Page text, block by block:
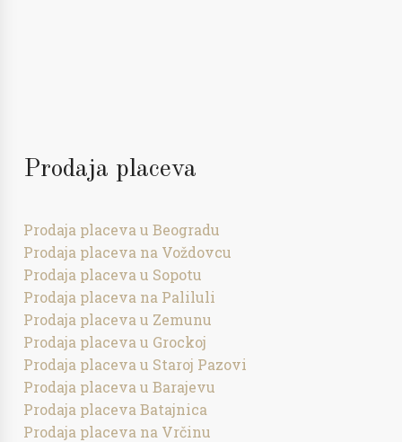
Prodaja placeva
Prodaja placeva u Beogradu
Prodaja placeva na Voždovcu
Prodaja placeva u Sopotu
Prodaja placeva na Paliluli
Prodaja placeva u Zemunu
Prodaja placeva u Grockoj
Prodaja placeva u Staroj Pazovi
Prodaja placeva u Barajevu
Prodaja placeva Batajnica
Prodaja placeva na Vrčinu